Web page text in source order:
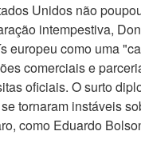
Unidos não
intempestiva,
europeu como uma
comerciais e
oficiais. O surto
tornaram instáveis
como Eduardo